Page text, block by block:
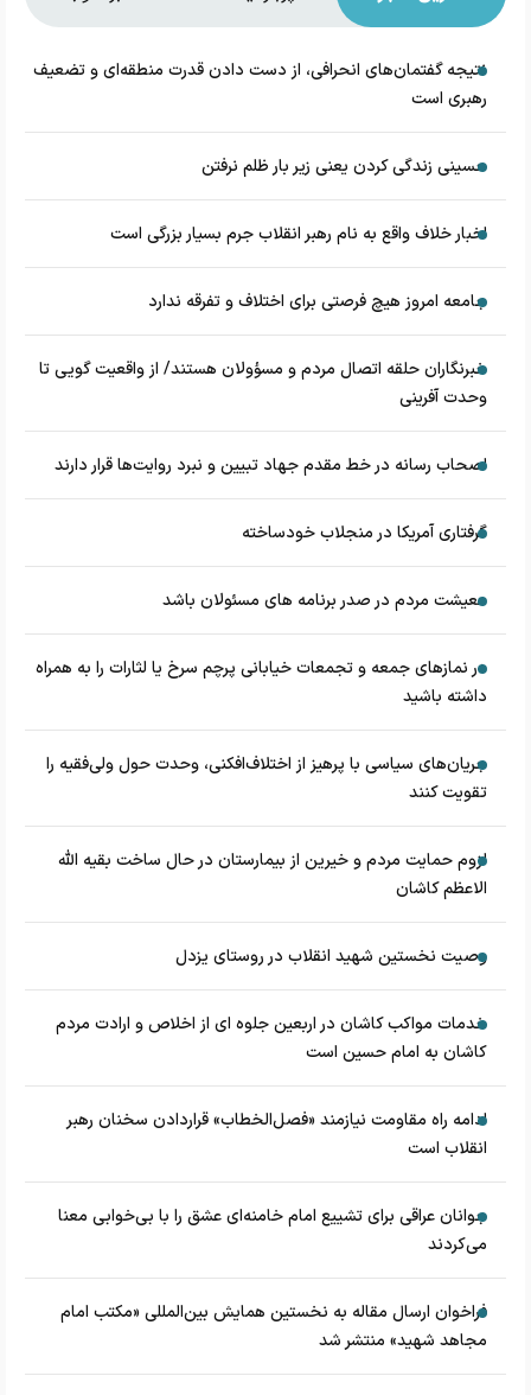
نتیجه گفتمان‌های انحرافی، از دست دادن قدرت منطقه‌ای و تضعیف
رهبری است
حسینی زندگی کردن یعنی زیر بار ظلم نرفتن
اخبار خلاف واقع به نام رهبر انقلاب جرم بسیار بزرگی است
جامعه امروز هیچ فرصتی برای اختلاف و تفرقه ندارد
خبرنگاران حلقه اتصال مردم و مسؤولان هستند/ از واقعیت گویی تا
وحدت آفرینی
اصحاب رسانه در خط مقدم جهاد تبیین و نبرد روایت‌ها قرار دارند
گرفتاری آمریکا در منجلاب خودساخته
معیشت مردم در صدر برنامه های مسئولان باشد
در نماز‌های جمعه و تجمعات خیابانی پرچم سرخ یا لثارات را به همراه
داشته باشید
جریان‌های سیاسی با پرهیز از اختلاف‌افکنی، وحدت حول ولی‌فقیه را
تقویت کنند
لزوم حمایت مردم و خیرین از بیمارستان در حال ساخت بقیه الله
الاعظم کاشان
وصیت نخستین شهید انقلاب در روستای یزدل
خدمات مواکب کاشان در اربعین جلوه ای از اخلاص و ارادت مردم
کاشان به امام حسین است
ادامه راه مقاومت نیازمند «فصل‌الخطاب» قراردادن سخنان رهبر
انقلاب است
جوانان عراقی برای تشییع امام خامنه‌ای عشق را با بی‌خوابی معنا
می‌کردند
فراخوان ارسال مقاله به نخستین همایش بین‌المللی «مکتب امام
مجاهد شهید» منتشر شد